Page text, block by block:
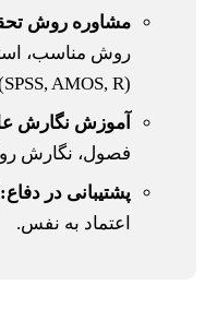
مشاوره روش
روش مناسب،
(SPSS, AMOS, R) و تفسیر صحیح نتایج.
آموزش نگارش
فصول، نگارش
پشتیبانی در دفاع:
اعتماد به نفس.